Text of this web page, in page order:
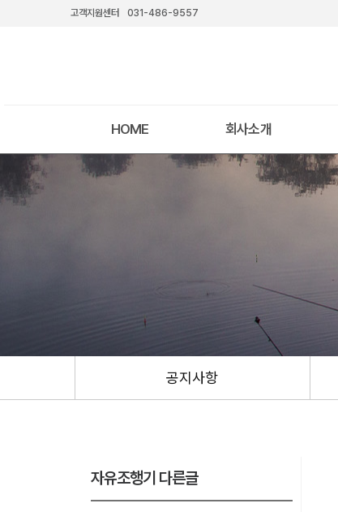
고객지원센터 031-486-9557
HOME 회사소개
공지사항
자유조행기 다른글